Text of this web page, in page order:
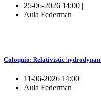
25-06-2026 14:00 |
Aula Federman
Coloquio: Relativistic
11-06-2026 14:00 |
Aula Federman